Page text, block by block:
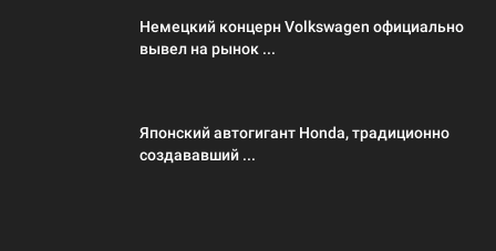
Немецкий концерн Volkswagen официально
вывел на рынок ...
Японский автогигант Honda, традиционно
создававший ...